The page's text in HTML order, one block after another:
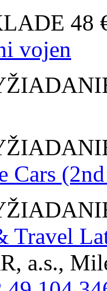
48
vojen
Cars
Travel
a.s.,